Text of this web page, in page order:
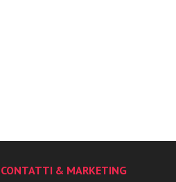
CONTATTI & MARKETING